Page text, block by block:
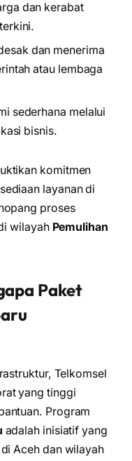
dan kerabat
dan menerima
atau lembaga
sederhana melalui
bisnis.
komitmen
layanan di
proses
wilayah Pemulihan
Paket
Telkomsel
yang tinggi
Program
adalah inisiatif yang
Aceh dan wilayah